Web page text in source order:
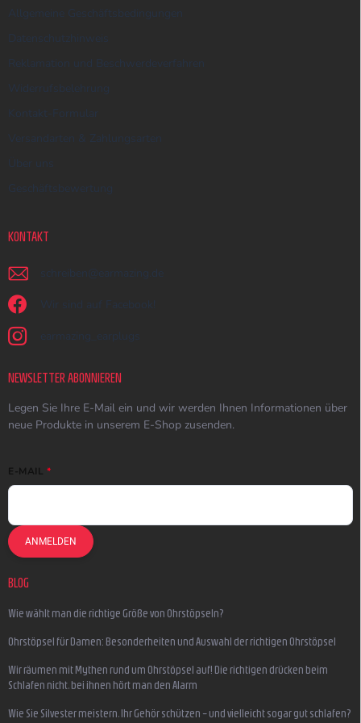
Allgemeine Geschäftsbedingungen
Datenschutzhinweis
Reklamation und Beschwerdeverfahren
Widerrufsbelehrung
Kontakt-Formular
Versandarten & Zahlungsarten
Über uns
Geschäftsbewertung
KONTAKT
schreiben @ earmazing.de
Wir sind auf Facebook!
earmazing_earplugs
NEWSLETTER ABONNIEREN
Legen Sie Ihre E-Mail ein und wir werden Ihnen Informationen über
neue Produkte in unserem E-Shop zusenden.
E-MAIL
ANMELDEN
BLOG
Wie wählt man die richtige Größe von Ohrstöpseln?
Ohrstöpsel für Damen: Besonderheiten und Auswahl der richtigen Ohrstöpsel
Wir räumen mit Mythen rund um Ohrstöpsel auf! Die richtigen drücken beim
Schlafen nicht, bei ihnen hört man den Alarm
Wie Sie Silvester meistern, Ihr Gehör schützen – und vielleicht sogar gut schlafen?